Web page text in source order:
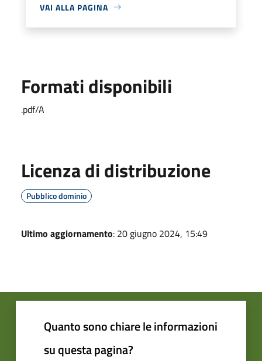
VAI ALLA PAGINA
Formati disponibili
.pdf/A
Licenza di distribuzione
Pubblico dominio
Ultimo aggiornamento: 20 giugno 2024, 15:49
Quanto sono chiare le informazioni
su questa pagina?